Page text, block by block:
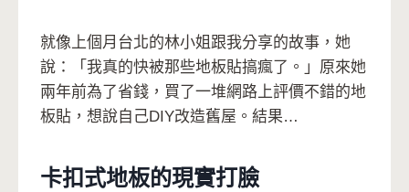
就像上個月台北的林小姐跟我分享的故事，她
說：「我真的快被那些地板貼搞瘋了。」原來她
兩年前為了省錢，買了一堆網路上評價不錯的地
板貼，想說自己DIY改造舊屋。結果…
卡扣式地板的現實打臉